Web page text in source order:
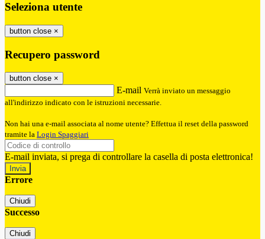
Seleziona utente
button close ×
Recupero password
button close ×
E-mail Verrà inviato un messaggio
all'indirizzo indicato con le istruzioni necessarie.
Non hai una e-mail associata al nome utente? Effettua il reset della password
tramite la Login Spaggiari
E-mail inviata, si prega di controllare la casella di posta elettronica!
Errore
Chiudi
Successo
Chiudi